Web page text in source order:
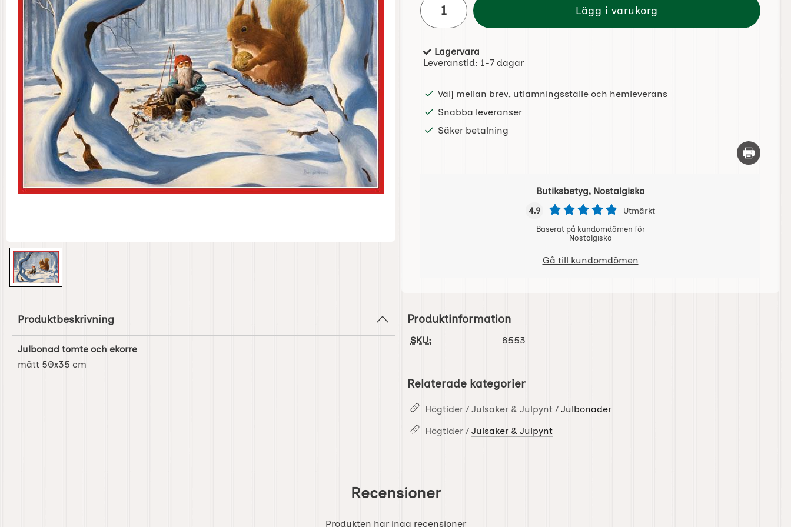
Lägg i varukorg
Tillgänglighet:
Lagervara
Leveranstid: 1-7 dagar
Välj mellan brev, utlämningsställe och hemleverans
Snabba leveranser
Säker betalning
Skriv ut
Butiksbetyg, Nostalgiska
4.9 Utmärkt
Baserat på kundomdömen för
Nostalgiska
Gå till kundomdömen
Produktbeskrivning
Julbonad tomte och ekorre
mått 50x35 cm
Produktinformation
SKU: 8553
Relaterade kategorier
Högtider / Julsaker & Julpynt / Julbonader
Högtider / Julsaker & Julpynt
Recensioner
Produkten har inga recensioner